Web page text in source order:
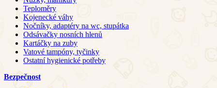
Teploměry
Kojenecké váhy
Nočníky, adaptéry na wc, stupátka
Odsávačky nosních hlenů
Kartáčky na zuby
Vatové tampóny, tyčinky
Ostatní hygienické potřeby
Bezpečnost